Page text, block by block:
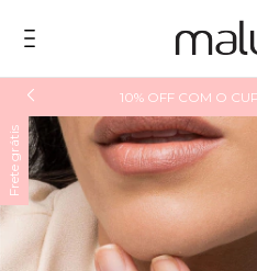
10% OFF COM O
Frete grátis